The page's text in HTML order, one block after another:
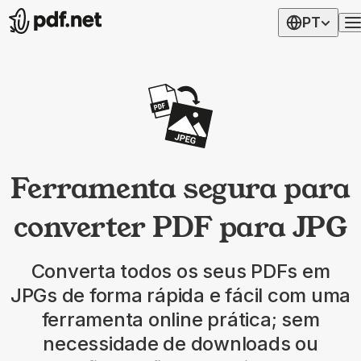
PT
Ferramenta segura para
converter PDF para JPG
Converta todos os seus PDFs em
JPGs de forma rápida e fácil com uma
ferramenta online prática; sem
necessidade de downloads ou